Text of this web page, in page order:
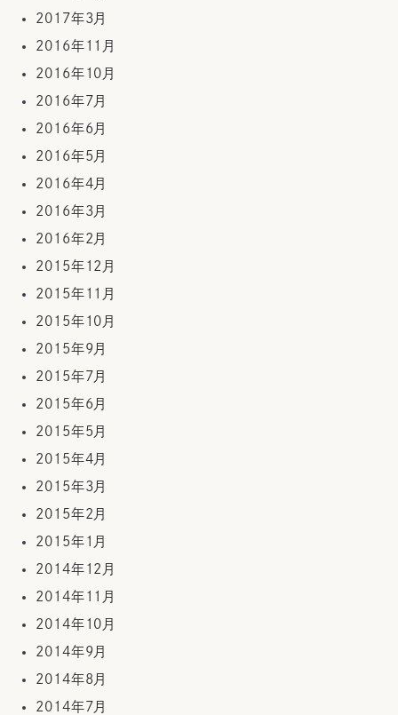
2017年3月
2016年11月
2016年10月
2016年7月
2016年6月
2016年5月
2016年4月
2016年3月
2016年2月
2015年12月
2015年11月
2015年10月
2015年9月
2015年7月
2015年6月
2015年5月
2015年4月
2015年3月
2015年2月
2015年1月
2014年12月
2014年11月
2014年10月
2014年9月
2014年8月
2014年7月